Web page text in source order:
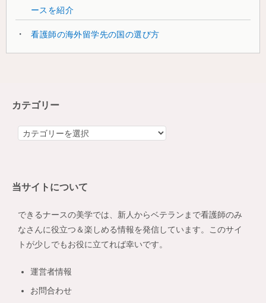
ースを紹介
看護師の海外留学先の国の選び方
カテゴリー
カ
ー
当サイトについて
できるナースの美学では、新人からベテランまで看護師のみ
なさんに役立つ＆楽しめる情報を発信しています。このサイ
トが少しでもお役に立てれば幸いです。
運営者情報
お問合わせ